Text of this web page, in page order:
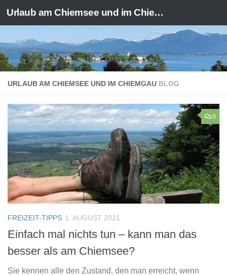
Zum Inhalt springen Urlaub am Chiemsee und im Chiemgau
URLAUB AM CHIEMSEE UND IM CHIEMGAU BLOG
0
FREIZEIT-TIPPS 1. AUGUST 2021
Einfach mal nichts tun – kann man das
besser als am Chiemsee?
Sie kennen alle den Zustand, den man erreicht, wenn